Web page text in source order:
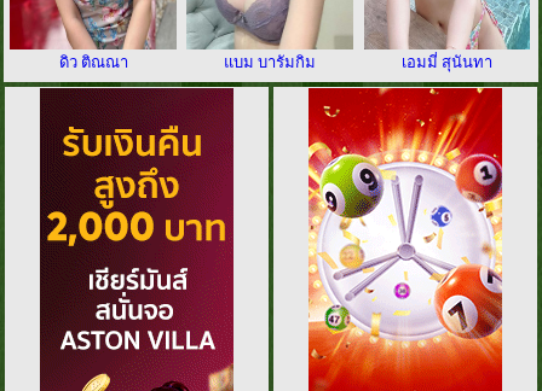
ดิว ติณณา แบม บารัมกิม เอมมี่ สุนันทา